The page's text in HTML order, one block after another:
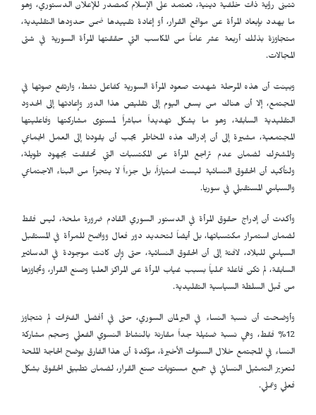
تتبنى رؤية ذات خلفية دينية، تعتمد على الإسلام كمصدر للإعلان الدستوري، وهو
ما يهدد بإبعاد المرأة عن مواقع القرار، أو إعادة تقييدها ضمن حدودها التقليدية،
متجاوزة بذلك أربعة عشر عاماً من المكاسب التي حققتها المرأة السورية في شتى
المجالات.
وبينت أن هذه المرحلة شهدت صعود المرأة السورية كفاعل نشط، وارتفع صوتها في
المجتمع، إلا أن هناك من يسعى اليوم إلى تقليص هذا الدور وإعادتها إلى الحدود
التقليدية السابقة، وهو ما يشكل تهديداً مباشراً لمستوى مشاركتها وفاعليتها
المجتمعية، مشيرة إلى أن إدراك هذه المخاطر يجب أن يقودنا إلى العمل الجماعي
والمشترك لضمان عدم تراجع المرأة عن المكتسبات التي تحققت بجهود طويلة،
ولتأكيد أن الحقوق النسائية ليست امتيازاً، بل جزءاً لا يتجزأ من البناء الاجتماعي
والسياسي المستقبلي في سوريا.
وأكدت أن إدراج حقوق المرأة في الدستور السوري القادم ضرورة ملحة، ليس فقط
لضمان استمرار مكتسباتها، بل أيضاً لتحديد دور فعال وواضح للمرأة في المستقبل
السياسي للبلاد، لافتة إلى أن الحقوق النسائية، حتى وإن كانت موجودة في الدساتير
السابقة، لم تكن فاعلة عملياً بسبب غياب المرأة عن المراكز العليا وصنع القرار، وتجاوزها
من قبل السلطة السياسية التقليدية.
وأوضحت أن نسبة النساء في البرلمان السوري، حتى في أفضل الفترات لم تتجاوز
12% فقط، وهي نسبة ضئيلة جداً مقارنة بالنشاط النسوي الفعلي وحجم مشاركة
النساء في المجتمع خلال السنوات الأخيرة، مؤكدة أن هذا الفارق يوضح الحاجة الملحة
لتعزيز التمثيل النسائي في جميع مستويات صنع القرار، لضمان تطبيق الحقوق بشكل
فعلي وعملي.